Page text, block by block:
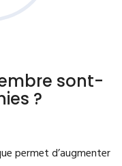
sont-
?
permet d’augmenter